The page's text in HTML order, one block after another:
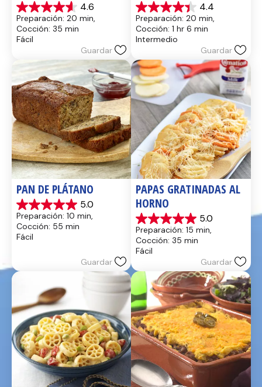
4.6
4.6
de
5
estrellas.
reseñas
Preparación: 20 min,
Cocción: 35 min
Fácil
Guardar
4.4
4.4
de
5
estrellas.
reseñas
Preparación: 20 min,
Cocción: 1 hr 6 min
Intermedio
Guardar
PAN DE PLÁTANO
5.0
5.0
de
5
estrellas.
Preparación: 10 min,
Cocción: 55 min
Fácil
Guardar
PAPAS GRATINADAS AL
HORNO
5.0
5.0
de
5
estrellas.
reseñas
Preparación: 15 min,
Cocción: 35 min
Fácil
Guardar